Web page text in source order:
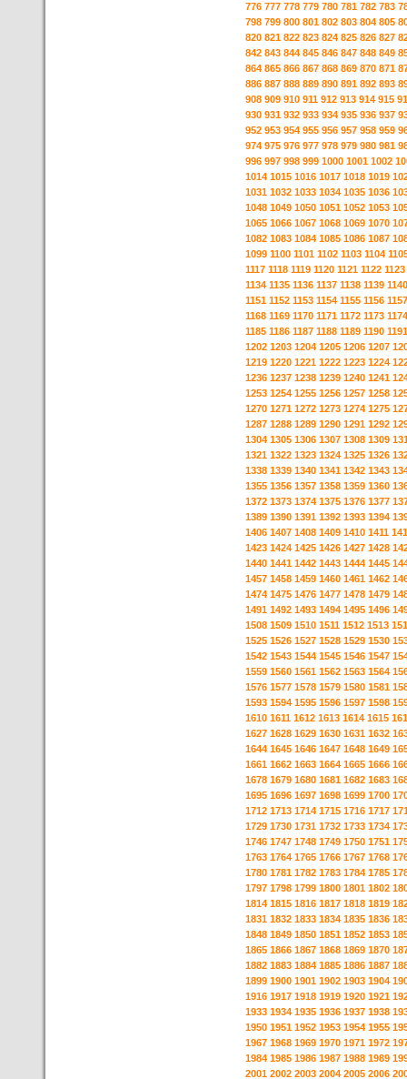
776 777 778 779 780 781 782 783
798 799 800 801 802 803 804 805
820 821 822 823 824 825 826 827
842 843 844 845 846 847 848 849
864 865 866 867 868 869 870 871
886 887 888 889 890 891 892 893
908 909 910 911 912 913 914 915
930 931 932 933 934 935 936 937
952 953 954 955 956 957 958 959
974 975 976 977 978 979 980 981
996 997 998 999 1000 1001 1002
1014 1015 1016 1017 1018 1019
1031 1032 1033 1034 1035 1036
1048 1049 1050 1051 1052 1053
1065 1066 1067 1068 1069 1070
1082 1083 1084 1085 1086 1087
1099 1100 1101 1102 1103 1104
1117 1118 1119 1120 1121 1122 1123
1134 1135 1136 1137 1138 1139 1140
1151 1152 1153 1154 1155 1156 1157
1168 1169 1170 1171 1172 1173 1174
1185 1186 1187 1188 1189 1190 1191
1202 1203 1204 1205 1206 1207
1219 1220 1221 1222 1223 1224
1236 1237 1238 1239 1240 1241
1253 1254 1255 1256 1257 1258
1270 1271 1272 1273 1274 1275
1287 1288 1289 1290 1291 1292
1304 1305 1306 1307 1308 1309
1321 1322 1323 1324 1325 1326
1338 1339 1340 1341 1342 1343
1355 1356 1357 1358 1359 1360
1372 1373 1374 1375 1376 1377
1389 1390 1391 1392 1393 1394
1406 1407 1408 1409 1410 1411
1423 1424 1425 1426 1427 1428
1440 1441 1442 1443 1444 1445
1457 1458 1459 1460 1461 1462
1474 1475 1476 1477 1478 1479
1491 1492 1493 1494 1495 1496
1508 1509 1510 1511 1512 1513
1525 1526 1527 1528 1529 1530
1542 1543 1544 1545 1546 1547
1559 1560 1561 1562 1563 1564
1576 1577 1578 1579 1580 1581
1593 1594 1595 1596 1597 1598
1610 1611 1612 1613 1614 1615
1627 1628 1629 1630 1631 1632
1644 1645 1646 1647 1648 1649
1661 1662 1663 1664 1665 1666
1678 1679 1680 1681 1682 1683
1695 1696 1697 1698 1699 1700
1712 1713 1714 1715 1716 1717
1729 1730 1731 1732 1733 1734
1746 1747 1748 1749 1750 1751
1763 1764 1765 1766 1767 1768
1780 1781 1782 1783 1784 1785
1797 1798 1799 1800 1801 1802
1814 1815 1816 1817 1818 1819
1831 1832 1833 1834 1835 1836
1848 1849 1850 1851 1852 1853
1865 1866 1867 1868 1869 1870
1882 1883 1884 1885 1886 1887
1899 1900 1901 1902 1903 1904
1916 1917 1918 1919 1920 1921
1933 1934 1935 1936 1937 1938
1950 1951 1952 1953 1954 1955
1967 1968 1969 1970 1971 1972
1984 1985 1986 1987 1988 1989
2001 2002 2003 2004 2005 2006